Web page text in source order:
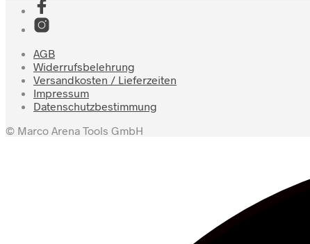
AGB
Widerrufsbelehrung
Versandkosten / Lieferzeiten
Impressum
Datenschutzbestimmung
© Marco Arena Tools GmbH